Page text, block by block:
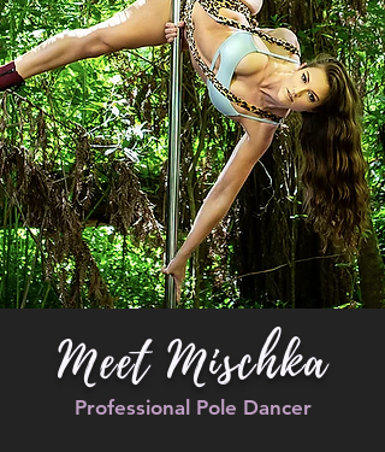
Meet Mischka
Professional Pole Dancer